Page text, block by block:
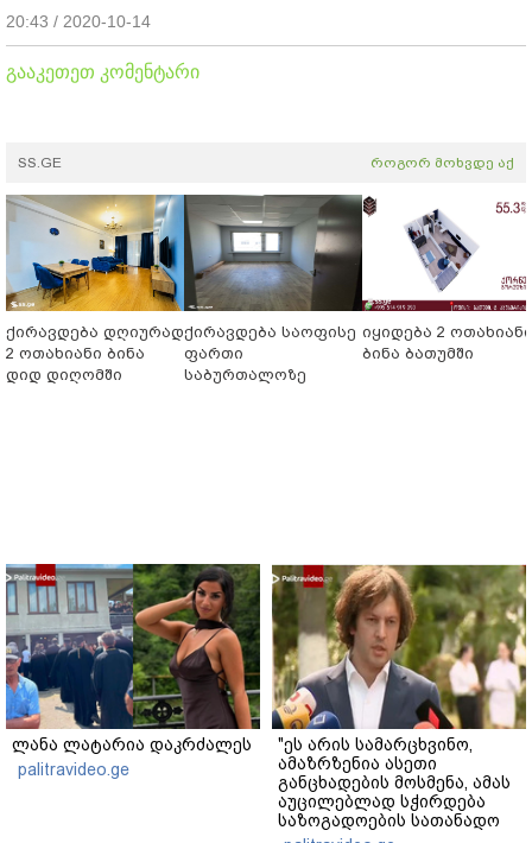
20:43 / 2020-10-14
გააკეთეთ კომენტარი
SS.GE როგორ მოხვდე აქ
ქირავდება დღიურად
2 ოთახიანი ბინა
დიდ დიღომში
ქირავდება საოფისე
ფართი
საბურთალოზე
იყიდება 2 ოთახიანი
ბინა ბათუმში
ლანა ლატარია დაკრძალეს
palitravideo.ge
"ეს არის სამარცხვინო,
ამაზრზენია ასეთი
განცხადების მოსმენა, ამას
აუცილებლად სჭირდება
საზოგადოების სათანადო